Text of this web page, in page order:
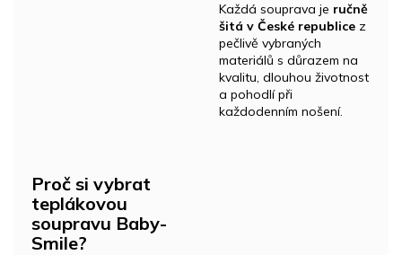
Každá souprava je ručně
šitá v České republice z
pečlivě vybraných
materiálů s důrazem na
kvalitu, dlouhou životnost
a pohodlí při
každodenním nošení.
Proč si vybrat
teplákovou
soupravu Baby-
Smile?